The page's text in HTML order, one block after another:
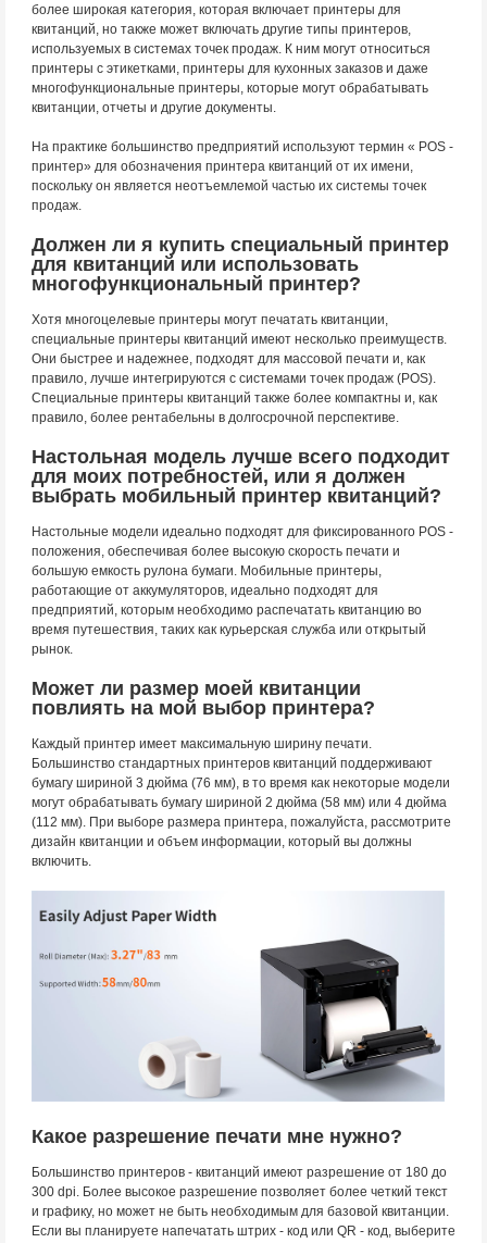
более широкая категория, которая включает принтеры для
квитанций, но также может включать другие типы принтеров,
используемых в системах точек продаж. К ним могут относиться
принтеры с этикетками, принтеры для кухонных заказов и даже
многофункциональные принтеры, которые могут обрабатывать
квитанции, отчеты и другие документы.
На практике большинство предприятий используют термин « POS -
принтер» для обозначения принтера квитанций от их имени,
поскольку он является неотъемлемой частью их системы точек
продаж.
Должен ли я купить специальный принтер
для квитанций или использовать
многофункциональный принтер?
Хотя многоцелевые принтеры могут печатать квитанции,
специальные принтеры квитанций имеют несколько преимуществ.
Они быстрее и надежнее, подходят для массовой печати и, как
правило, лучше интегрируются с системами точек продаж (POS).
Специальные принтеры квитанций также более компактны и, как
правило, более рентабельны в долгосрочной перспективе.
Настольная модель лучше всего подходит
для моих потребностей, или я должен
выбрать мобильный принтер квитанций?
Настольные модели идеально подходят для фиксированного POS -
положения, обеспечивая более высокую скорость печати и
большую емкость рулона бумаги. Мобильные принтеры,
работающие от аккумуляторов, идеально подходят для
предприятий, которым необходимо распечатать квитанцию во
время путешествия, таких как курьерская служба или открытый
рынок.
Может ли размер моей квитанции
повлиять на мой выбор принтера?
Каждый принтер имеет максимальную ширину печати.
Большинство стандартных принтеров квитанций поддерживают
бумагу шириной 3 дюйма (76 мм), в то время как некоторые модели
могут обрабатывать бумагу шириной 2 дюйма (58 мм) или 4 дюйма
(112 мм). При выборе размера принтера, пожалуйста, рассмотрите
дизайн квитанции и объем информации, который вы должны
включить.
Какое разрешение печати мне нужно?
Большинство принтеров - квитанций имеют разрешение от 180 до
300 dpi. Более высокое разрешение позволяет более четкий текст
и графику, но может не быть необходимым для базовой квитанции.
Если вы планируете напечатать штрих - код или QR - код, выберите